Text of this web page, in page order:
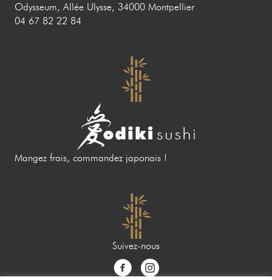
Odysseum, Allée Ulysse, 34000 Montpellier
04 67 82 22 84
Mangez frais, commandez japonais !
Suivez-nous